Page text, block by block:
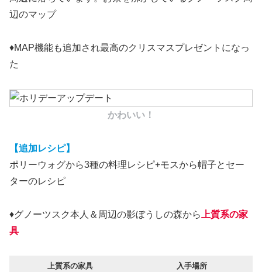
辺のマップ
♦︎MAP機能も追加され最高のクリスマスプレゼントになっ
た
かわいい！
【追加レシピ】
ポリーウォグから3種の料理レシピ+モスから帽子とセー
ターのレシピ
♦グノーツスク本人＆周辺の影ぼうしの森から
上質系の家
具
上質系の家具 入手場所